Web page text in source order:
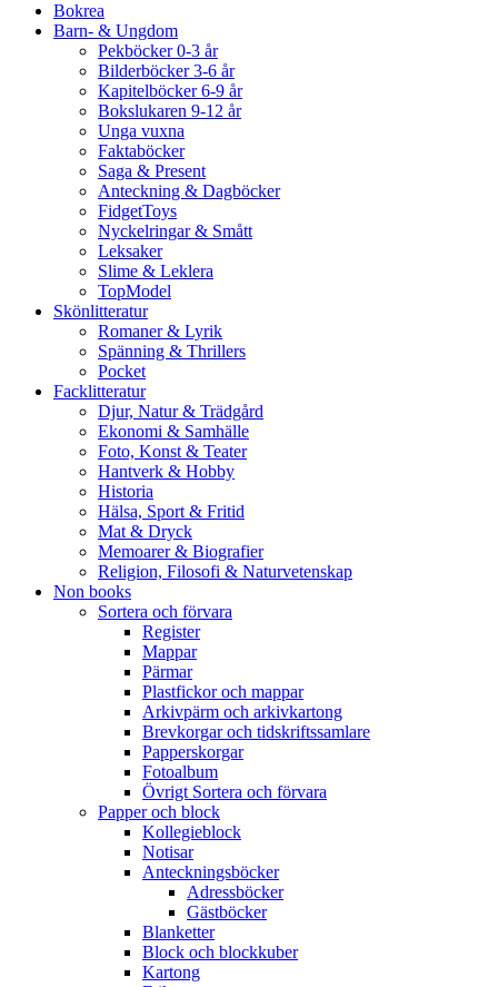
Bokrea
Barn- & Ungdom
Pekböcker 0-3 år
Bilderböcker 3-6 år
Kapitelböcker 6-9 år
Bokslukaren 9-12 år
Unga vuxna
Faktaböcker
Saga & Present
Anteckning & Dagböcker
FidgetToys
Nyckelringar & Smått
Leksaker
Slime & Leklera
TopModel
Skönlitteratur
Romaner & Lyrik
Spänning & Thrillers
Pocket
Facklitteratur
Djur, Natur & Trädgård
Ekonomi & Samhälle
Foto, Konst & Teater
Hantverk & Hobby
Historia
Hälsa, Sport & Fritid
Mat & Dryck
Memoarer & Biografier
Religion, Filosofi & Naturvetenskap
Non books
Sortera och förvara
Register
Mappar
Pärmar
Plastfickor och mappar
Arkivpärm och arkivkartong
Brevkorgar och tidskriftssamlare
Papperskorgar
Fotoalbum
Övrigt Sortera och förvara
Papper och block
Kollegieblock
Notisar
Anteckningsböcker
Adressböcker
Gästböcker
Blanketter
Block och blockkuber
Kartong